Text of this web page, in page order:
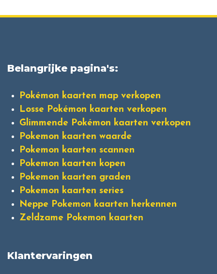
Belangrijke pagina's:
Pokémon kaarten map verkopen
Losse Pokémon kaarten verkopen
Glimmende Pokémon kaarten verkopen
Pokemon kaarten waarde
Pokemon kaarten scannen
Pokemon kaarten kopen
Pokemon kaarten graden
Pokemon kaarten series
Neppe Pokemon kaarten herkennen
Zeldzame Pokemon kaarten
Klantervaringen